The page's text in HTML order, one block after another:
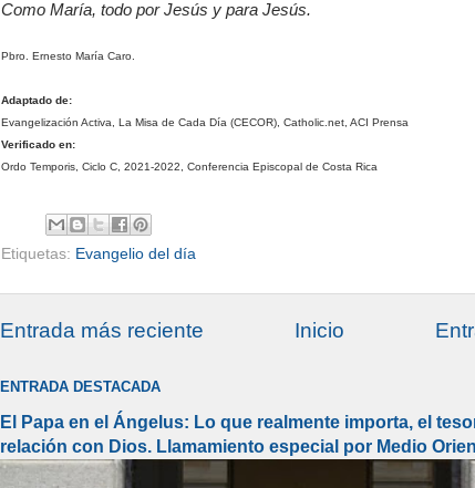
Como María, todo por Jesús y para Jesús.
Pbro. Ernesto María Caro.
Adaptado de:
Evangelización Activa, La Misa de Cada Día (CECOR), Catholic.net, ACI Prensa
Verificado en:
Ordo Temporis, Ciclo C, 2021-2022, Conferencia Episcopal de Costa Rica
Etiquetas: Evangelio del día
Entrada más reciente Inicio
ENTRADA DESTACADA
El Papa en el Ángelus: Lo que realmente importa, el
relación con Dios. Llamamiento especial por Medio